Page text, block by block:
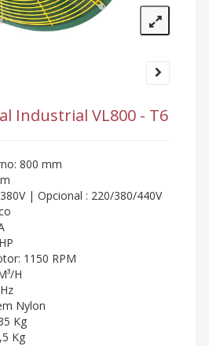
Industrial VL800 - T6
800 mm
| Opcional : 220/380/440V
1150 RPM
H
Nylon
Kg
Kg